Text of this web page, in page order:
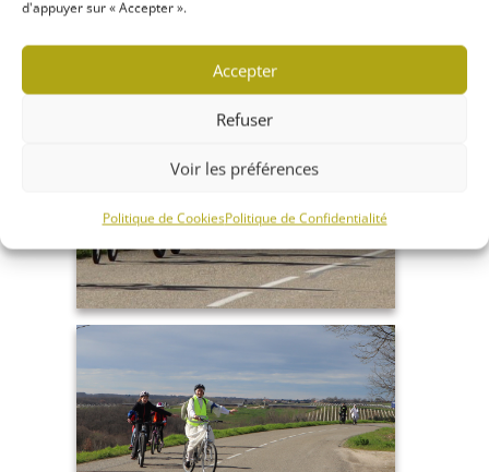
d'appuyer sur « Accepter ».
Accepter
Refuser
Voir les préférences
Politique de CookiesPolitique de Confidentialité